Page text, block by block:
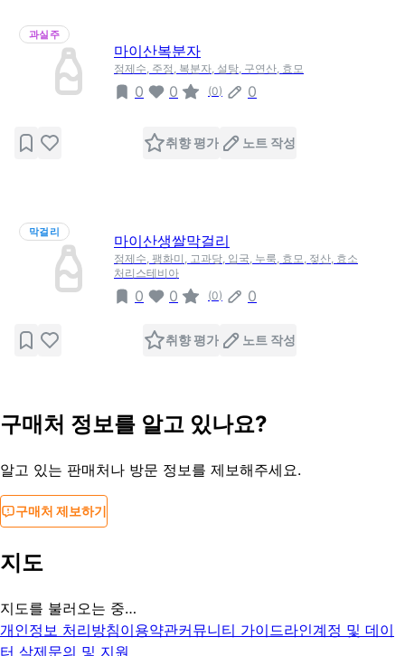
과실주
마이산복분자
정제수, 주정, 복분자, 설탕, 구연산, 효모
0 0 (0) 0
취향 평가 노트 작성
막걸리
마이산생쌀막걸리
정제수, 팽화미, 고과당, 입국, 누룩, 효모, 젖산, 효소
처리스테비아
0 0 (0) 0
취향 평가 노트 작성
구매처 정보를 알고 있나요?
알고 있는 판매처나 방문 정보를 제보해주세요.
구매처 제보하기
지도
지도를 불러오는 중…
개인정보 처리방침이용약관커뮤니티 가이드라인계정 및 데이
터 삭제문의 및 지원